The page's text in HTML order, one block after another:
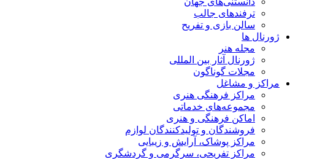
ترفندهای جالب
سالن بازی و تفریح
ژورنال ها
مجله هنر
ژورنال آثار بین المللی
مجلات گوناگون
مراکز و مشاغل
مراکز فرهنگی هنری
مجموعه‌های خدماتی
اماکن فرهنگی و هنری
فروشندگان و تولیدکنندگان لوازم
مراکز پوشاک، آرایش و زیبایی
مراکز تفریحی، سرگرمی و گردشگری